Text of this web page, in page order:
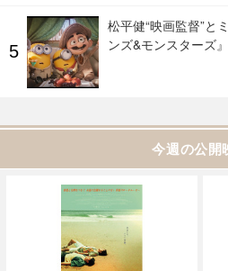
松平健“映画監督”と
ンズ&モンスターズ
今週の公開